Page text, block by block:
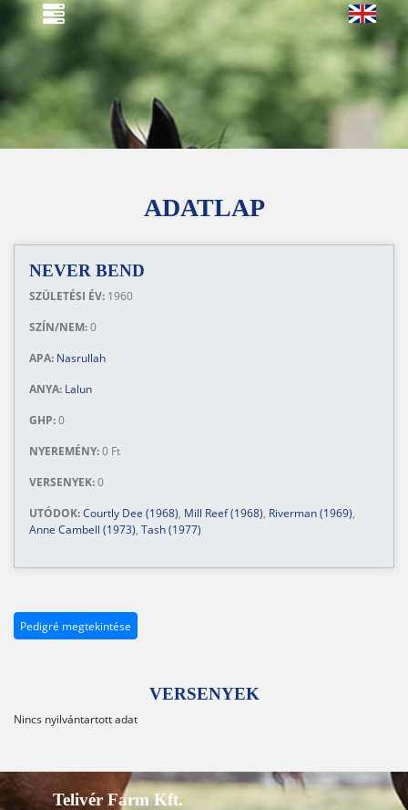
ADATLAP
NEVER BEND
SZÜLETÉSI ÉV: 1960
SZÍN/NEM:0
APA: Nasrullah
ANYA: Lalun
GHP:0
NYEREMÉNY:0 Ft
VERSENYEK:0
UTÓDOK:Courtly Dee (1968), Mill Reef (1968), Riverman (1969),
Anne Cambell (1973), Tash (1977)
Pedigré megtekintése
VERSENYEK
Nincs nyilvántartott adat
Telivér Farm Kft.